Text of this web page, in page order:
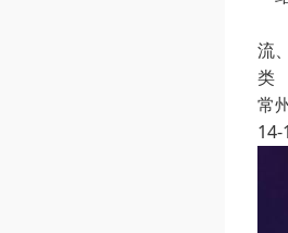
流
类
常
14-